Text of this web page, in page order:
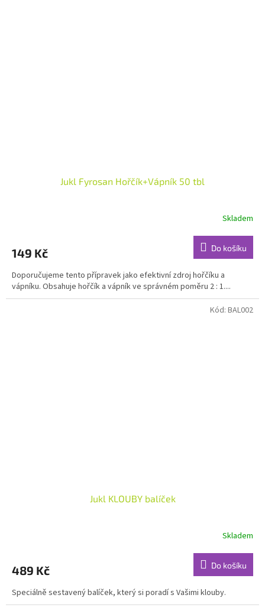
Jukl Fyrosan Hořčík+Vápník 50 tbl
Skladem
149 Kč Do košíku
Doporučujeme tento přípravek jako efektivní zdroj hořčíku a
vápníku. Obsahuje hořčík a vápník ve správném poměru 2 : 1....
Jukl KLOUBY balíček
Skladem
489 Kč Do košíku
Speciálně sestavený balíček, který si poradí s Vašimi klouby.
Kód: BAL002